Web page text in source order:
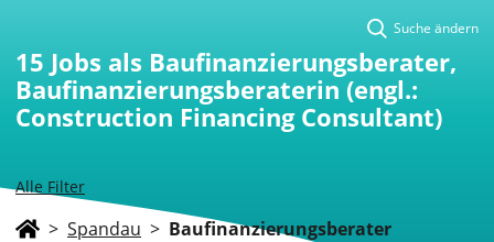
Alle Filter
Suche ändern
15 Jobs als Baufinanzierungsberater,
Baufinanzierungsberaterin (engl.:
Construction Financing Consultant)
> Spandau > Baufinanzierungsberater